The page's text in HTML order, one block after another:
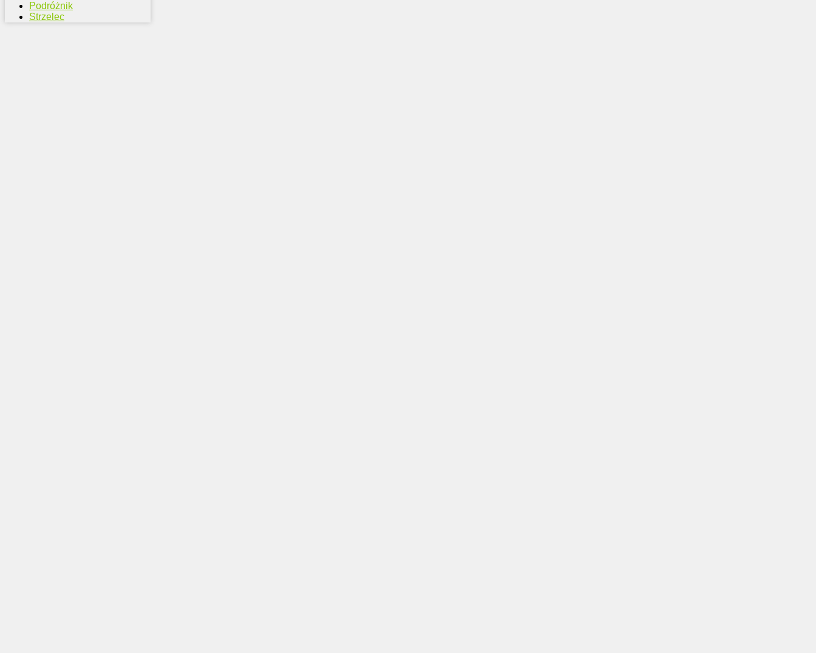
Podróżnik
Strzelec